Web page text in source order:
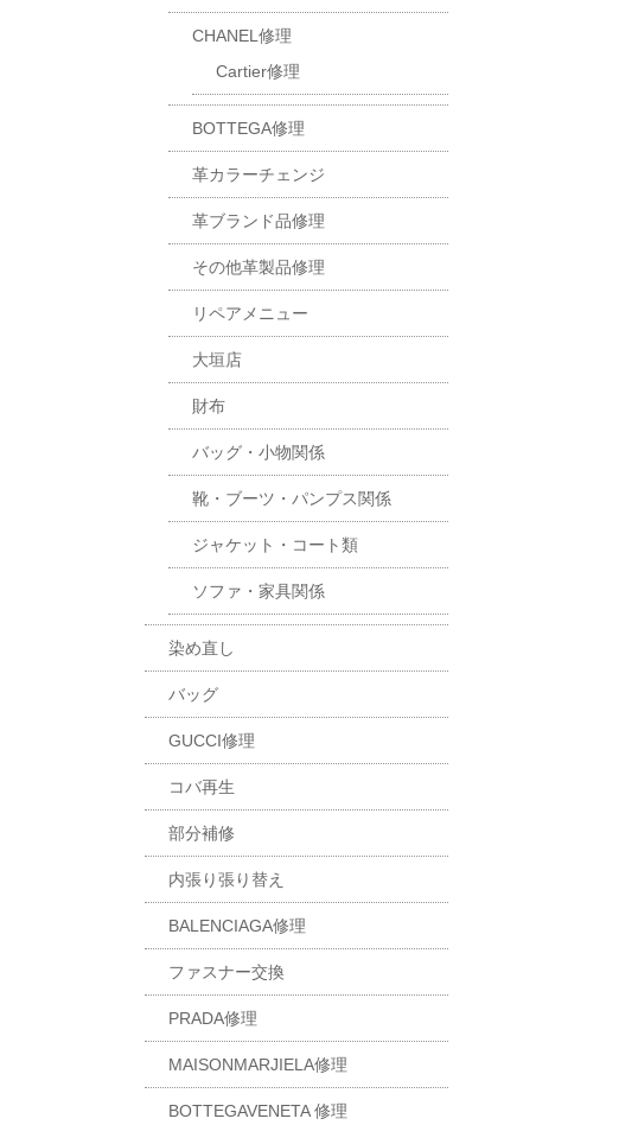
CHANEL修理
Cartier修理
BOTTEGA修理
革カラーチェンジ
革ブランド品修理
その他革製品修理
リペアメニュー
大垣店
財布
バッグ・小物関係
靴・ブーツ・パンプス関係
ジャケット・コート類
ソファ・家具関係
染め直し
バッグ
GUCCI修理
コバ再生
部分補修
内張り張り替え
BALENCIAGA修理
ファスナー交換
PRADA修理
MAISONMARJIELA修理
BOTTEGAVENETA 修理